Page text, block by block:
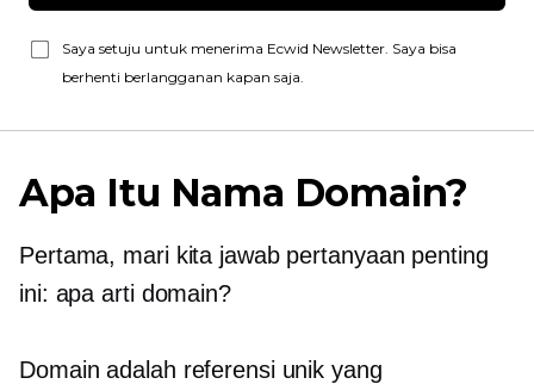
Saya setuju untuk menerima Ecwid Newsletter. Saya bisa
berhenti berlangganan kapan saja.
Apa Itu Nama Domain?
Pertama, mari kita jawab pertanyaan penting
ini: apa arti domain?
Domain adalah referensi unik yang